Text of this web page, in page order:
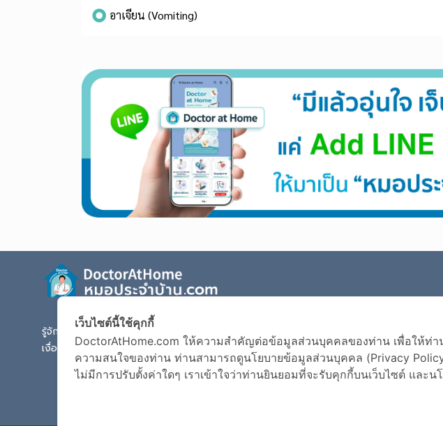
อาเจียน (Vomiting)
รู้จัก Doctor at Home
เงื่อนไขการใช้งานเว็บไซต์
นโยบายข้อมูลส่วนบุคคล
เว็บไซต์นี้ใช้คุกกี้
DoctorAtHome.com ให้ความสำคัญต่อข้อมูลส่วนบุคคลของท่าน เพื่อให้ท่า
ความสนใจของท่าน ท่านสามารถดูนโยบายข้อมูลส่วนบุคคล (Privacy
ไม่มีการปรับตั้งค่าใดๆ เราเข้าใจว่าท่านยินยอมที่จะรับคุกกี้บนเว็บไซต์ และ